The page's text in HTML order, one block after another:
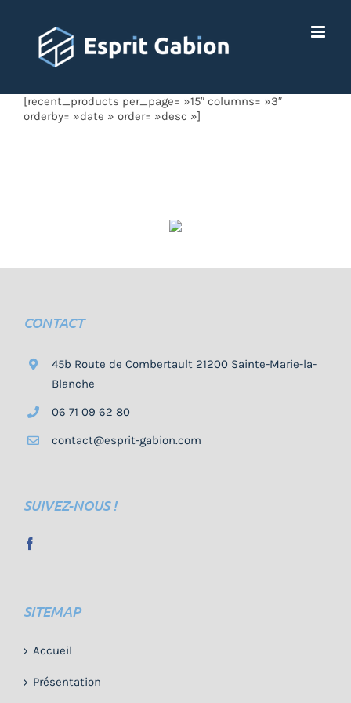
contenu
[recent_products per_page= »15″ columns= »3″
orderby= »date » order= »desc »]
CONTACT
45b Route de Combertault 21200 Sainte-Marie-la-
Blanche
06 71 09 62 80
contact@esprit-gabion.com
SUIVEZ-NOUS !
SITEMAP
Accueil
Présentation